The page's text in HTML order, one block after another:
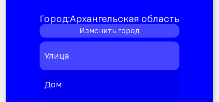
Город:Архангельская область
Изменить город